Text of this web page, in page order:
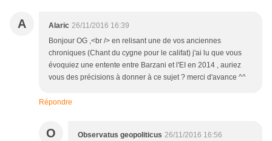
A Alaric 26/11/2016 16:39
Bonjour OG ,<br /> en relisant une de vos anciennes
chroniques (Chant du cygne pour le califat) j'ai lu que vous
évoquiez une entente entre Barzani et l'EI en 2014 , auriez
vous des précisions à donner à ce sujet ? merci d'avance ^^
Répondre
O Observatus geopoliticus 26/11/2016 16:56